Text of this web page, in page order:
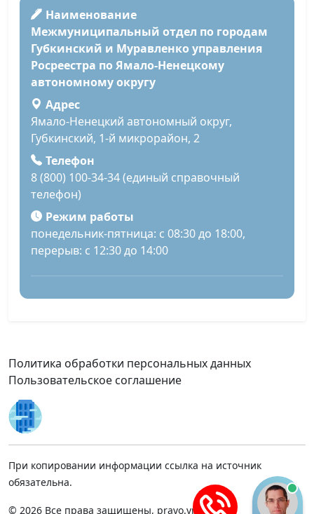
Наименование
Межмуниципальный отдел по городам
Губкинский и Муравленко управления
Росреестра по Ямало-Ненецкому
автономному округу
Адрес
Ямало-Ненецкий автономный округ,
Губкинский, 1-й микрорайон, 2
Телефон
8 (800) 100-34-34 (единый справочный
телефон)
Режим работы
понедельник-пятница: с 08:30 до 18:00,
перерыв: с 12:30 до 14:00
Политика обработки персональных данных
Пользовательское соглашение
При копировании информации ссылка на источник
обязательна.
© 2026 Все права защищены, pravo.vnmsk.ru.